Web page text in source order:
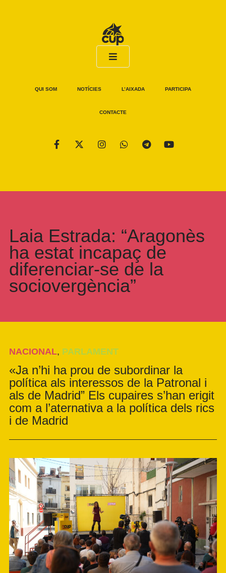
QUI SOM NOTÍCIES L’AIXADA PARTICIPA
CONTACTE
Laia Estrada: “Aragonès
ha estat incapaç de
diferenciar-se de la
sociovergència”
NACIONAL, PARLAMENT
«Ja n’hi ha prou de subordinar la
política als interessos de la Patronal i
als de Madrid” Els cupaires s’han erigit
com a l’aternativa a la política dels rics
i de Madrid